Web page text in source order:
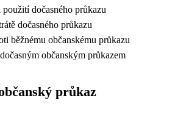
dočasného průkazu
dočasného průkazu
běžnému občanskému průkazu
občanským průkazem
průkaz